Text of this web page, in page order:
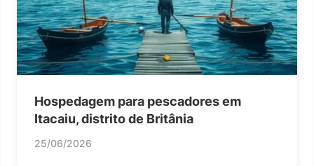
Hospedagem para pescadores em
Itacaiu, distrito de Britânia
25/06/2026